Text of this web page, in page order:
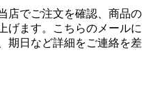
店でご注文を確認、商品の
げます。こちらのメールに
期日など詳細をご連絡を差